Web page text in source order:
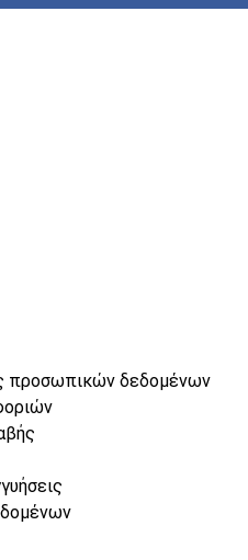
προσωπικών δεδομένων